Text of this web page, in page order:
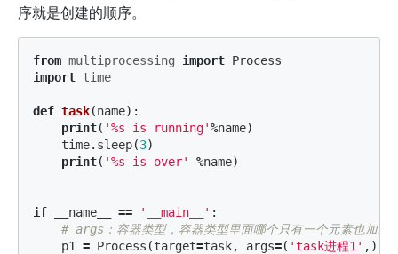
序就是创建的顺序。
from multiprocessing import Process
import time
def task(name):
print( '%s is running'%name)
time. sleep(3)
print( '%s is over' %name)
if __name__ == '__main__' :
p1 = Process (target=task, args=( 'task进程1' ,))